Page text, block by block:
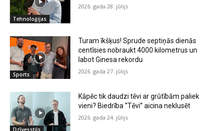
Tehnoloģijas
2026. gada 28. jūlijs
Sports
Turam īkšķus! Sprude septiņās dienās
centīsies nobraukt 4000 kilometrus un
labot Ginesa rekordu
2026. gada 27. jūlijs
Kāpēc tik daudzi tēvi ar grūtībām paliek
vieni? Biedrība “Tēvi” aicina neklusēt
2026. gada 24. jūlijs